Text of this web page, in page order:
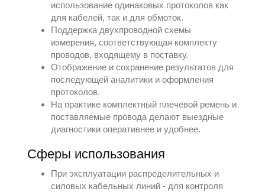
использование одинаковых протоколов как
для кабелей, так и для обмоток.
Поддержка двухпроводной схемы
измерения, соответствующая комплекту
проводов, входящему в поставку.
Отображение и сохранение результатов для
последующей аналитики и оформления
протоколов.
На практике комплектный плечевой ремень и
поставляемые провода делают выездные
диагностики оперативнее и удобнее.
Сферы использования
При эксплуатации распределительных и
силовых кабельных линий - для контроля